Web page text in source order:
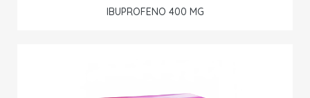
IBUPROFENO 400 MG